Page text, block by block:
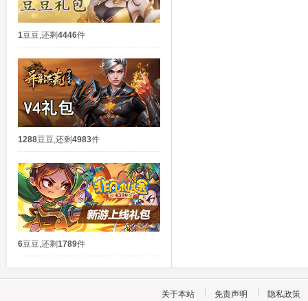
1豆豆,还剩4446件
1288豆豆,还剩4983件
6豆豆,还剩1789件
关于本站 免责声明
隐私政策